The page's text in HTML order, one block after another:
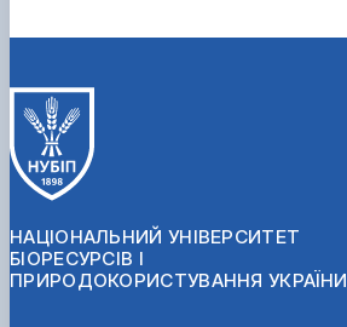
НАЦІОНАЛЬНИЙ УНІВЕРСИТЕТ
БІОРЕСУРСІВ І
ПРИРОДОКОРИСТУВАННЯ УКРАЇНИ